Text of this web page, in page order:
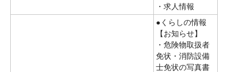
・求人情報
●くらしの情報
【お知らせ】
・危険物取扱者
免状・消防設備
士免状の写真書